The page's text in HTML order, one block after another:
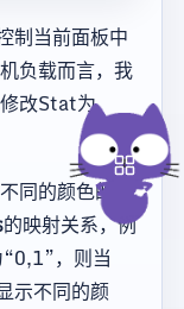
制当前面板中
负载而言，我
改Stat为
同的颜色的
的映射关系，例
，则当
示不同的颜